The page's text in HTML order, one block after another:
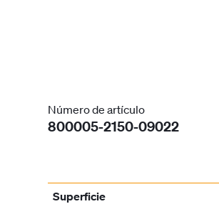
Número de artículo
800005-2150-09022
Superficie